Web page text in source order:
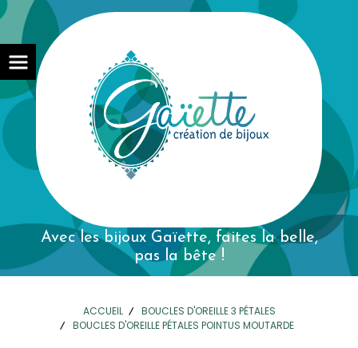
Avec les bijoux Gaïette, faites la belle,
pas la bête !
ACCUEIL
BOUCLES D'OREILLE 3 PÉTALES
BOUCLES D'OREILLE PÉTALES POINTUS MOUTARDE